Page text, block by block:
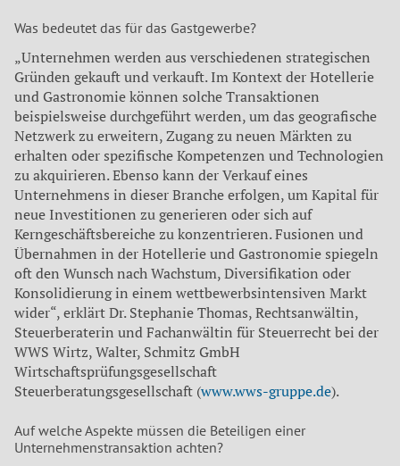
Was bedeutet das für das Gastgewerbe?
„Unternehmen werden aus verschiedenen strategischen
Gründen gekauft und verkauft. Im Kontext der Hotellerie
und Gastronomie können solche Transaktionen
beispielsweise durchgeführt werden, um das geografische
Netzwerk zu erweitern, Zugang zu neuen Märkten zu
erhalten oder spezifische Kompetenzen und Technologien
zu akquirieren. Ebenso kann der Verkauf eines
Unternehmens in dieser Branche erfolgen, um Kapital für
neue Investitionen zu generieren oder sich auf
Kerngeschäftsbereiche zu konzentrieren. Fusionen und
Übernahmen in der Hotellerie und Gastronomie spiegeln
oft den Wunsch nach Wachstum, Diversifikation oder
Konsolidierung in einem wettbewerbsintensiven Markt
wider“, erklärt Dr. Stephanie Thomas, Rechtsanwältin,
Steuerberaterin und Fachanwältin für Steuerrecht bei der
WWS Wirtz, Walter, Schmitz GmbH
Wirtschaftsprüfungsgesellschaft
Steuerberatungsgesellschaft (www.wws-gruppe.de).
Auf welche Aspekte müssen die Beteiligen einer
Unternehmenstransaktion achten?